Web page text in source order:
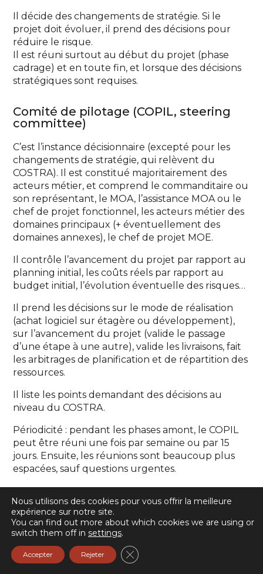
Il décide des changements de stratégie. Si le
projet doit évoluer, il prend des décisions pour
réduire le risque.
Il est réuni surtout au début du projet (phase
cadrage) et en toute fin, et lorsque des décisions
stratégiques sont requises.
Comité de pilotage (COPIL, steering
committee)
C’est l’instance décisionnaire (excepté pour les
changements de stratégie, qui relèvent du
COSTRA). Il est constitué majoritairement des
acteurs métier, et comprend le commanditaire ou
son représentant, le MOA, l’assistance MOA ou le
chef de projet fonctionnel, les acteurs métier des
domaines principaux (+ éventuellement des
domaines annexes), le chef de projet MOE.
Il contrôle l’avancement du projet par rapport au
planning initial, les coûts réels par rapport au
budget initial, l’évolution éventuelle des risques…
Il prend les décisions sur le mode de réalisation
(achat logiciel sur étagère ou développement),
sur l’avancement du projet (valide le passage
d’une étape à une autre), valide les livraisons, fait
les arbitrages de planification et de répartition des
ressources.
Il liste les points demandant des décisions au
niveau du COSTRA.
Périodicité : pendant les phases amont, le COPIL
peut être réuni une fois par semaine ou par 15
jours. Ensuite, les réunions sont beaucoup plus
espacées, sauf questions urgentes.
Comité de projet (COPRO, comité de
suivi)
Traite des questions opérationnelles (du suivi
opérationnel) au sens large.
Il comprend le MOA et/ou l’assistance à MOA, le
Nous utilisons des cookies pour vous offrir la meilleure
expérience sur notre site.
You can find out more about which cookies we are using or
switch them off in settings.
Accepter Rejeter Fermer la bannière des cookies